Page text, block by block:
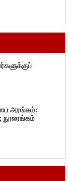
அரங்கம்:
நூலரங்கம்